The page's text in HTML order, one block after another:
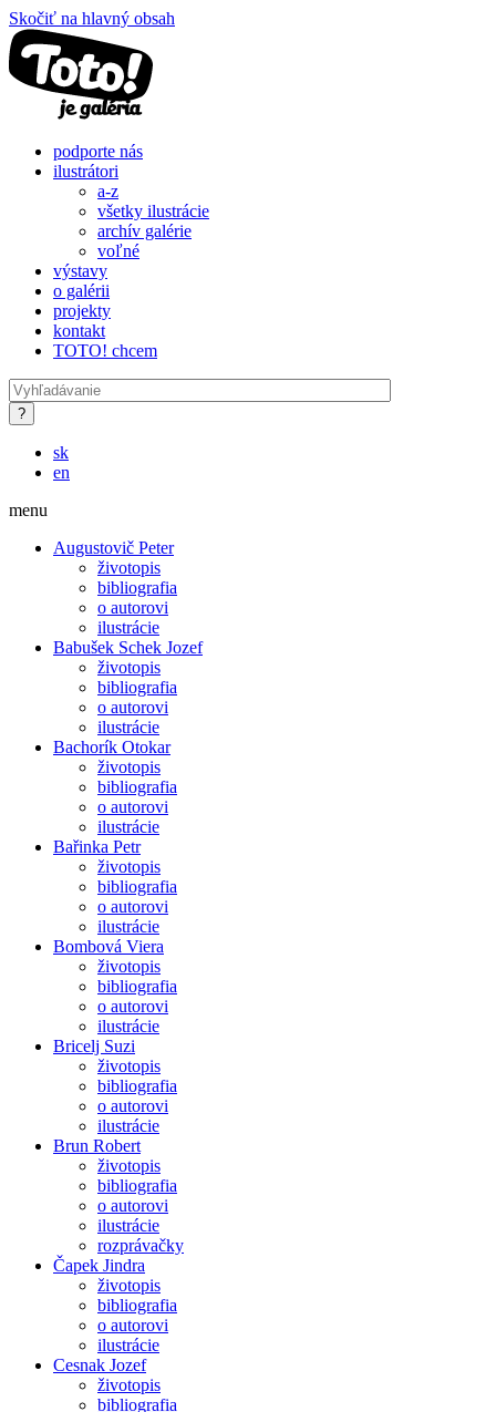
Skočiť na hlavný obsah
podporte nás
ilustrátori
a-z
všetky ilustrácie
archív galérie
voľné
výstavy
o galérii
projekty
kontakt
TOTO! chcem
sk
en
menu
Augustovič Peter
životopis
bibliografia
o autorovi
ilustrácie
Babušek Schek Jozef
životopis
bibliografia
o autorovi
ilustrácie
Bachorík Otokar
životopis
bibliografia
o autorovi
ilustrácie
Bařinka Petr
životopis
bibliografia
o autorovi
ilustrácie
Bombová Viera
životopis
bibliografia
o autorovi
ilustrácie
Bricelj Suzi
životopis
bibliografia
o autorovi
ilustrácie
Brun Robert
životopis
bibliografia
o autorovi
ilustrácie
rozprávačky
Čapek Jindra
životopis
bibliografia
o autorovi
ilustrácie
Cesnak Jozef
životopis
bibliografia